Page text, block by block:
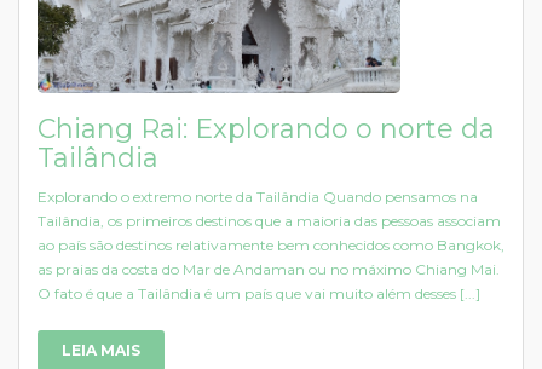
Chiang Rai: Explorando o norte da
Tailândia
Explorando o extremo norte da Tailândia Quando pensamos na
Tailândia, os primeiros destinos que a maioria das pessoas associam
ao país são destinos relativamente bem conhecidos como Bangkok,
as praias da costa do Mar de Andaman ou no máximo Chiang Mai.
O fato é que a Tailândia é um país que vai muito além desses [...]
LEIA MAIS